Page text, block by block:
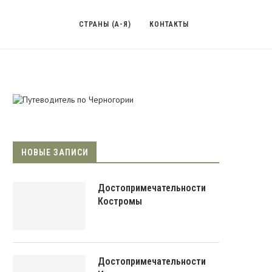
СТРАНЫ (А-Я) КОНТАКТЫ
НОВЫЕ ЗАПИСИ
Достопримечательности
Костромы
Достопримечательности